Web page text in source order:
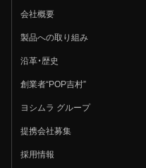
会社概要
製品への取り組み
沿革・歴史
創業者“POP吉村”
ヨシムラ グループ
提携会社募集
採用情報